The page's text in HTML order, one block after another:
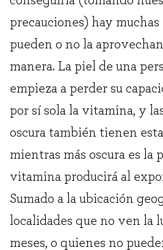
precauciones) hay
pueden o no la
manera. La piel de una
empieza a perder su
por sí sola la vitamina, y
oscura también tienen
mientras más oscura es la
vitamina producirá al
Sumado a la ubicación
localidades que no ven la
meses, o quienes no